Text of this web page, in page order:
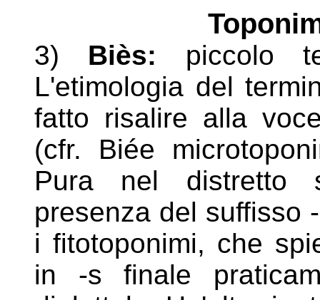
3) Biès: piccolo
L'etimologia del
fatto risalire alla
(cfr. Biée
Pura nel distretto
presenza del suffisso
i fitotoponimi, che
in -s finale